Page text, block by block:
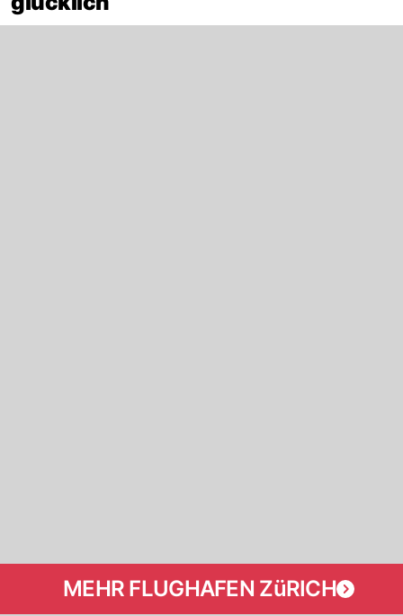
MEHR FLUGHAFEN ZüRICH